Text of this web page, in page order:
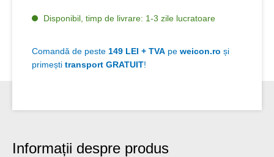
Disponibil, timp de livrare: 1-3 zile lucratoare
Comandă de peste 149 LEI + TVA pe weicon.ro și
primești transport GRATUIT!
Informații despre produs